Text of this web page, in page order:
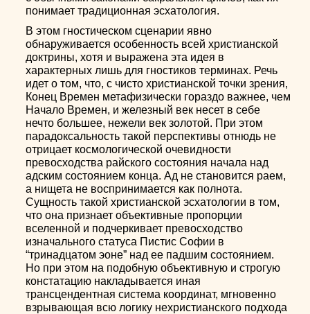
понимает традиционная эсхатология.
В этом гностическом сценарии явно
обнаруживается особенность всей христианской
доктрины, хотя и выражена эта идея в
характерных лишь для гностиков терминах. Речь
идет о том, что, с чисто христианской точки зрения,
Конец Времен метафизически гораздо важнее, чем
Начало Времен, и железный век несет в себе
нечто большее, нежели век золотой. При этом
парадоксальность такой перспективы отнюдь не
отрицает космологической очевидности
превосходства райского состояния начала над
адским состоянием конца. Ад не становится раем,
а нищета не воспринимается как полнота.
Сущность такой христианской эсхатологии в том,
что она признает объективные пропорции
вселенной и подчеркивает превосходство
изначального статуса Пистис Софии в
“тринадцатом эоне” над ее падшим состоянием.
Но при этом на подобную объективную и строгую
констатацию накладывается иная
трансцендентная система координат, мгновенно
взрывающая всю логику нехристианского подхода